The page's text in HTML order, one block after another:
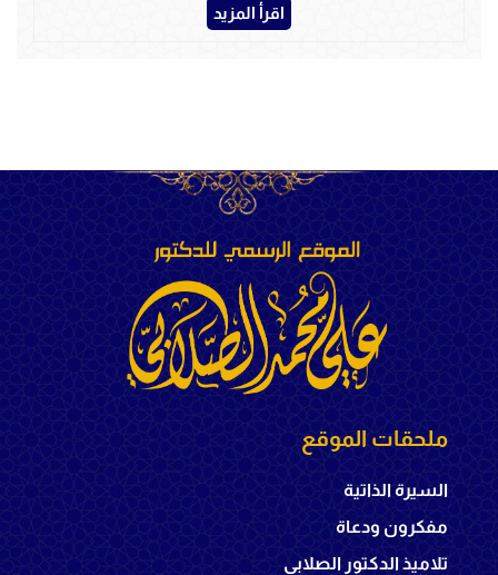
اقرأ المزيد
ملحقات الموقع
السيرة الذاتية
مفكرون ودعاة
تلاميذ الدكتور الصلابي